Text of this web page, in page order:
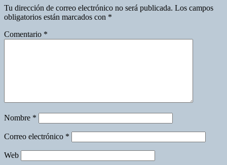
Tu dirección de correo electrónico no será publicada. Los campos
obligatorios están marcados con *
Comentario *
Nombre *
Correo electrónico *
Web